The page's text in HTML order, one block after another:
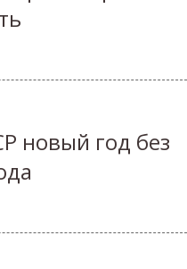
новый год без